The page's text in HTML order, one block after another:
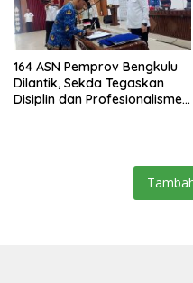
164 ASN Pemprov Bengkulu
Dilantik, Sekda Tegaskan
Disiplin dan Profesionalisme